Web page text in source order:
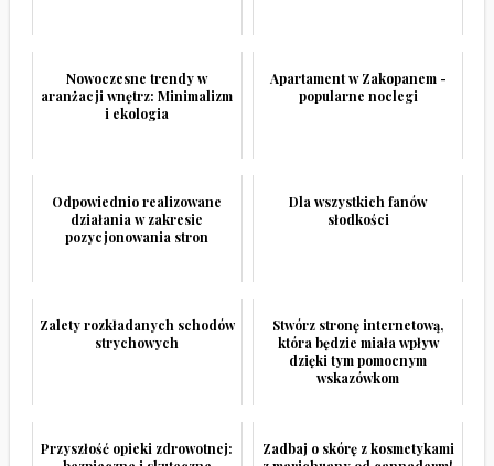
Nowoczesne trendy w
aranżacji wnętrz: Minimalizm
i ekologia
Apartament w Zakopanem -
popularne noclegi
Odpowiednio realizowane
działania w zakresie
pozycjonowania stron
Dla wszystkich fanów
słodkości
Zalety rozkładanych schodów
strychowych
Stwórz stronę internetową,
która będzie miała wpływ
dzięki tym pomocnym
wskazówkom
Przyszłość opieki zdrowotnej:
Zadbaj o skórę z kosmetykami